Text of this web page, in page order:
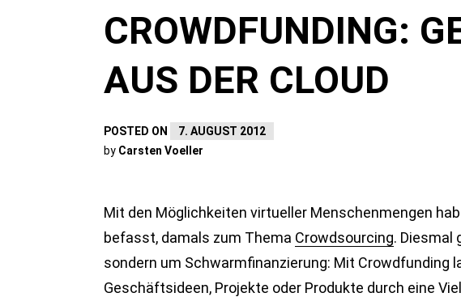
CROWDFUNDING:
AUS DER CLOUD
POSTED ON
7. AUGUST 2012
by Carsten Voeller
Mit den Möglichkeiten virtueller Menschenmengen
befasst, damals zum Thema Crowdsourcing. Diesmal
sondern um Schwarmfinanzierung: Mit Crowdfunding
Geschäftsideen, Projekte oder Produkte durch eine